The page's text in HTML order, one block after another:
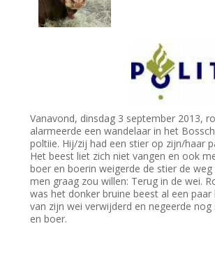
Vanavond, dinsdag 3 september 2013,
alarmeerde een wandelaar in het
poltiie. Hij/zij had een stier op zijn/haar
Het beest liet zich niet vangen en ook
boer en boerin weigerde de stier de weg
men graag zou willen: Terug in de wei.
was het donker bruine beest al een
van zijn wei verwijderd en negeerde
en boer.